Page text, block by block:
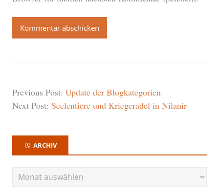
Previous Post: Update der Blogkategorien
Next Post: Seelentiere und Kriegeradel in Nilanir
ARCHIV